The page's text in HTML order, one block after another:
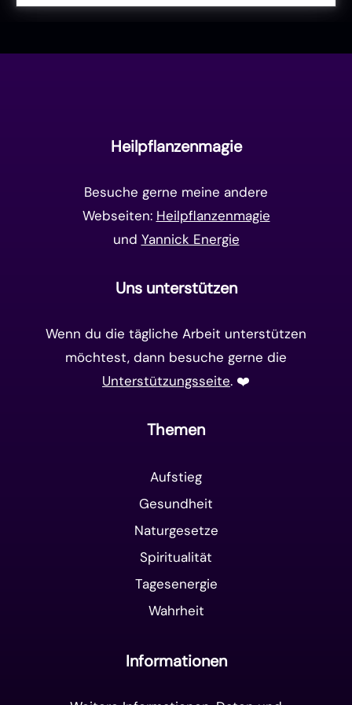
Heilpflanzenmagie
Besuche gerne meine andere
Webseiten: Heilpflanzenmagie
und Yannick Energie
Uns unterstützen
Wenn du die tägliche Arbeit unterstützen
möchtest, dann besuche gerne die
Unterstützungsseite. ❤️️
Themen
Aufstieg
Gesundheit
Naturgesetze
Spiritualität
Tagesenergie
Wahrheit
Informationen